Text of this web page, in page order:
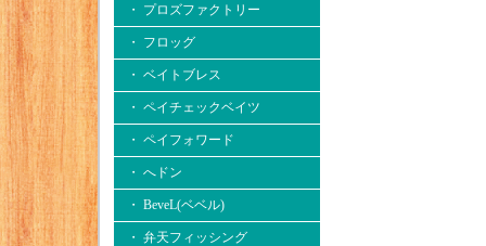
・ プロズファクトリー
・ フロッグ
・ ベイトブレス
・ ペイチェックベイツ
・ ペイフォワード
・ へドン
・ BeveL(ベベル)
・ 弁天フィッシング